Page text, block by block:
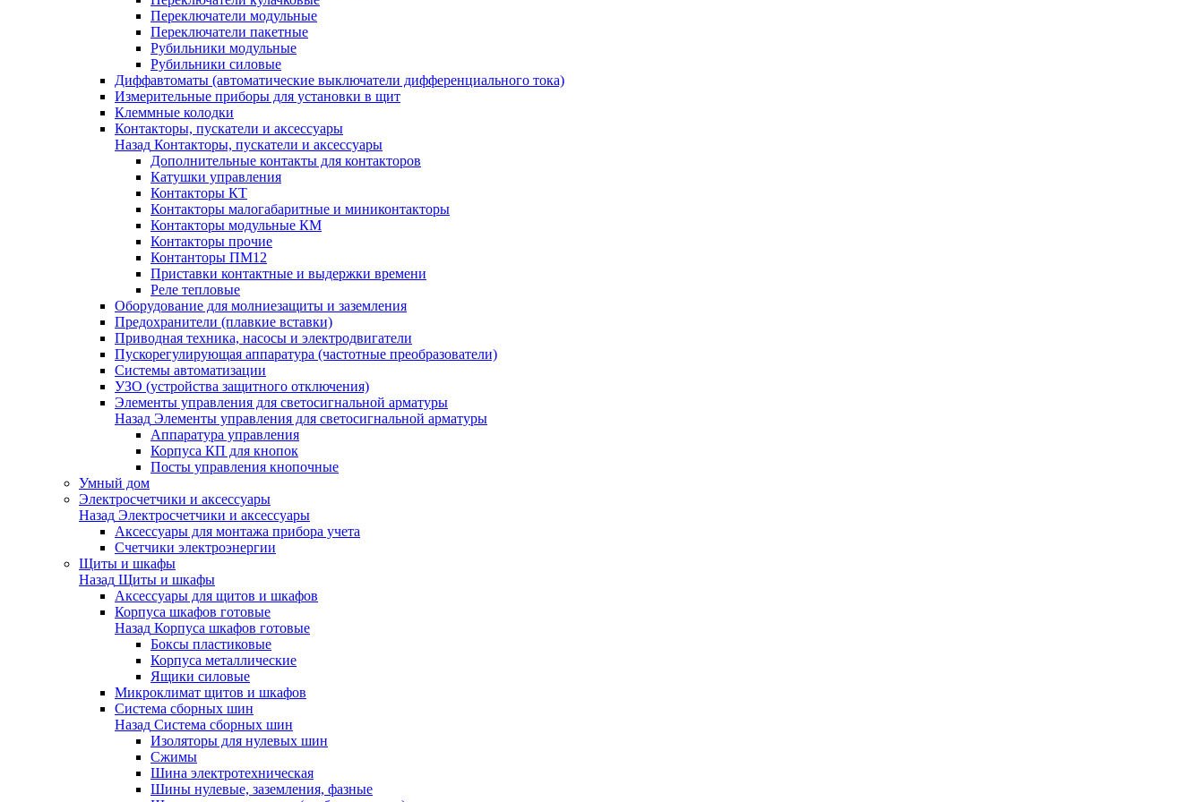
Переключатели модульные
Переключатели пакетные
Рубильники модульные
Рубильники силовые
Диффавтоматы (автоматические выключатели дифференциального тока)
Измерительные приборы для установки в щит
Клеммные колодки
Контакторы, пускатели и аксессуары
Назад Контакторы, пускатели и аксессуары
Дополнительные контакты для контакторов
Катушки управления
Контакторы КТ
Контакторы малогабаритные и миниконтакторы
Контакторы модульные КМ
Контакторы прочие
Контанторы ПМ12
Приставки контактные и выдержки времени
Реле тепловые
Оборудование для молниезащиты и заземления
Предохранители (плавкие вставки)
Приводная техника, насосы и электродвигатели
Пускорегулирующая аппаратура (частотные преобразователи)
Системы автоматизации
УЗО (устройства защитного отключения)
Элементы управления для светосигнальной арматуры
Назад Элементы управления для светосигнальной арматуры
Аппаратура управления
Корпуса КП для кнопок
Посты управления кнопочные
Умный дом
Электросчетчики и аксессуары
Назад Электросчетчики и аксессуары
Аксессуары для монтажа прибора учета
Счетчики электроэнергии
Щиты и шкафы
Назад Щиты и шкафы
Аксессуары для щитов и шкафов
Корпуса шкафов готовые
Назад Корпуса шкафов готовые
Боксы пластиковые
Корпуса металлические
Ящики силовые
Микроклимат щитов и шкафов
Система сборных шин
Назад Система сборных шин
Изоляторы для нулевых шин
Сжимы
Шина электротехническая
Шины нулевые, заземления, фазные